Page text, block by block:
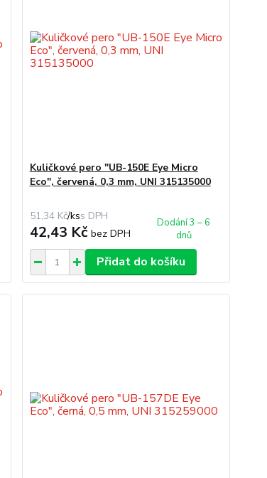
Kuličkové pero "UB-150E Eye Micro
Eco", červená, 0,3 mm, UNI 315135000
51,34 Kč/ks
42,43 Kč bez DPH
Dodání 3 – 6
dnů
Přidat do košíku